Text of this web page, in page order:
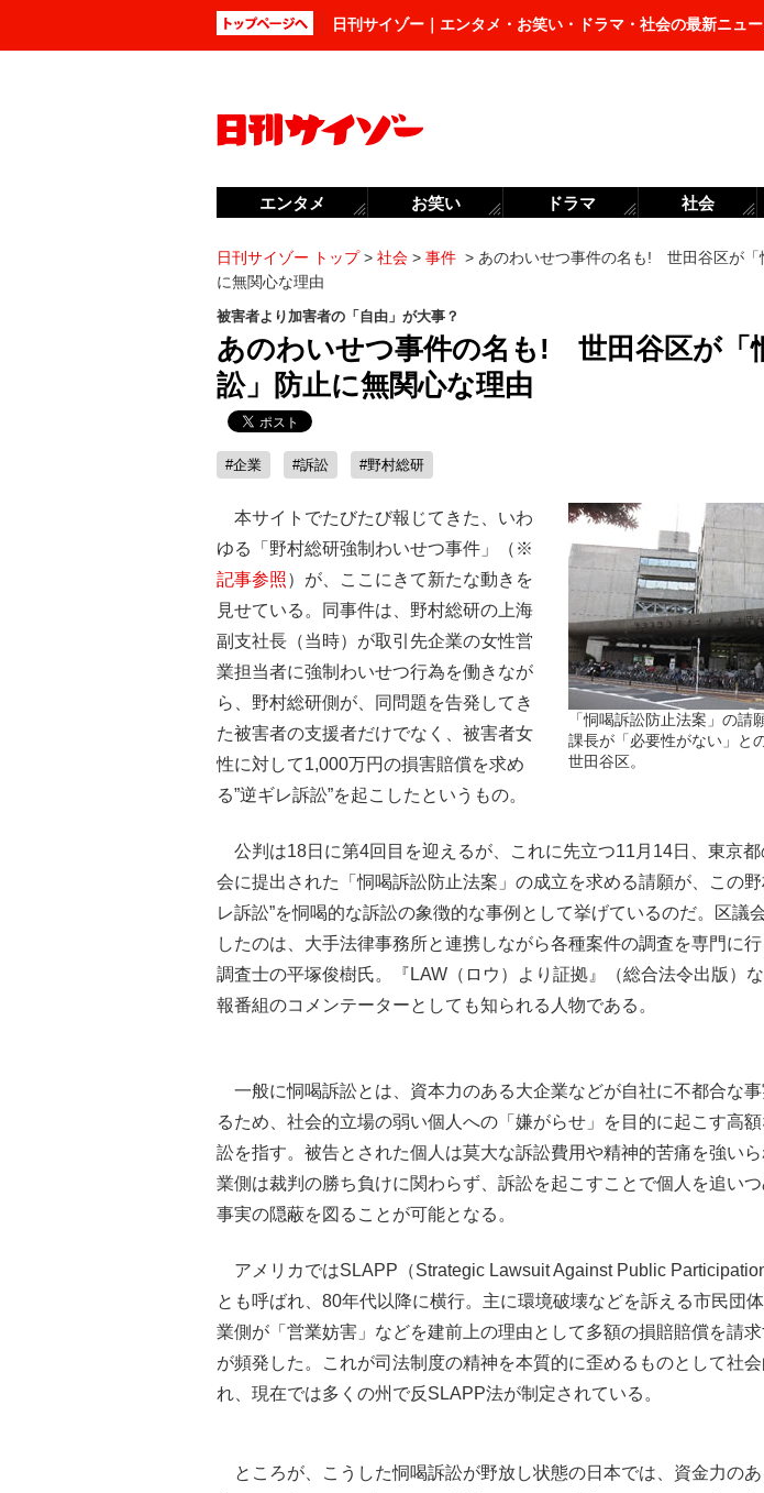
日刊サイゾー｜エンタメ・お笑い・ドラマ・社会の最新ニュ
日刊サイゾー トップ> 社会 > 事件 > あのわいせつ事件の名も! 世田谷区が「
に無関心な理由
被害者より加害者の「自由」が大事？
あのわいせつ事件の名も! 世田谷区が「
訟」防止に無関心な理由
#企業 #訴訟 #野村総研
「恫喝訴訟防止法案」の請
課長が「必要性がない」と
世田谷区。
本サイトでたびたび報じてきた、いわ
ゆる「野村総研強制わいせつ事件」（※
記事参照）が、ここにきて新たな動きを
見せている。同事件は、野村総研の上海
副支社長（当時）が取引先企業の女性営
業担当者に強制わいせつ行為を働きなが
ら、野村総研側が、同問題を告発してき
た被害者の支援者だけでなく、被害者女
性に対して1,000万円の損害賠償を求め
る”逆ギレ訴訟”を起こしたというもの。
公判は18日に第4回目を迎えるが、これに先立つ11月14日、東京都
会に提出された「恫喝訴訟防止法案」の成立を求める請願が、この野
レ訴訟”を恫喝的な訴訟の象徴的な事例として挙げているのだ。区議
したのは、大手法律事務所と連携しながら各種案件の調査を専門に
調査士の平塚俊樹氏。『LAW（ロウ）より証拠』（総合法令出版）
報番組のコメンテーターとしても知られる人物である。
一般に恫喝訴訟とは、資本力のある大企業などが自社に不都合な
るため、社会的立場の弱い個人への「嫌がらせ」を目的に起こす高
訟を指す。被告とされた個人は莫大な訴訟費用や精神的苦痛を強い
業側は裁判の勝ち負けに関わらず、訴訟を起こすことで個人を追い
事実の隠蔽を図ることが可能となる。
アメリカではSLAPP（Strategic Lawsuit Against Public
とも呼ばれ、80年代以降に横行。主に環境破壊などを訴える市民団
業側が「営業妨害」などを建前上の理由として多額の損賠賠償を請
が頻発した。これが司法制度の精神を本質的に歪めるものとして社
れ、現在では多くの州で反SLAPP法が制定されている。
ところが、こうした恫喝訴訟が野放し状態の日本では、資金力のあ
エンタメ お笑い ドラマ 社会